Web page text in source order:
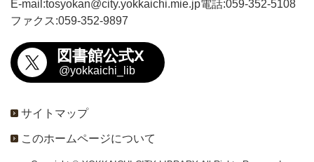
E-mail:tosyokan@city.yokkaichi.mie.jp電話:059-352-5108
ファクス:059-352-9897
図書館公式X
@yokkaichi_lib
サイトマップ
このホームページについて